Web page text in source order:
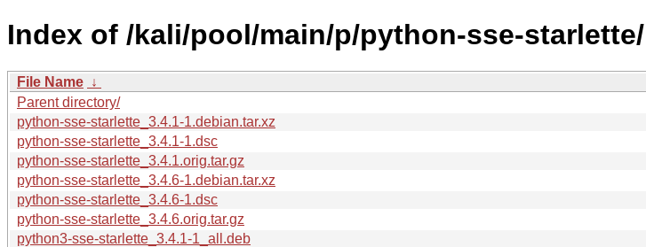
Index of /kali/pool/main/p/python-sse-starlette/
File Name ↓
Parent directory/
python-sse-starlette_3.4.1-1.debian.tar.xz
python-sse-starlette_3.4.1-1.dsc
python-sse-starlette_3.4.1.orig.tar.gz
python-sse-starlette_3.4.6-1.debian.tar.xz
python-sse-starlette_3.4.6-1.dsc
python-sse-starlette_3.4.6.orig.tar.gz
python3-sse-starlette_3.4.1-1_all.deb